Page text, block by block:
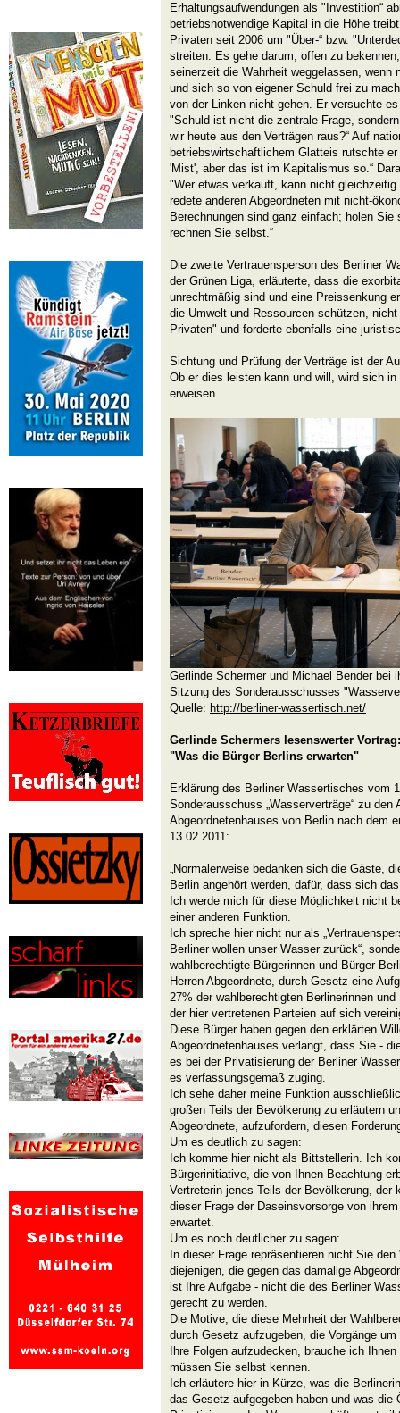
Erhaltungsaufwendungen als "Investition“
betriebsnotwendige Kapital in die Höhe
Privaten seit 2006 um "Über-“ bzw.
streiten. Es gehe darum, offen zu
seinerzeit die Wahrheit weggelassen, wenn
und sich so von eigener Schuld frei zu
von der Linken nicht gehen. Er versuchte
"Schuld ist nicht die zentrale Frage,
wir heute aus den Verträgen raus?“ Auf
betriebswirtschaftlichem Glatteis rutschte
'Mist', aber das ist im Kapitalismus so.“
"Wer etwas verkauft, kann nicht gleichzeitig
redete anderen Abgeordneten mit nicht-
Berechnungen sind ganz einfach; holen
rechnen Sie selbst.“
Die zweite Vertrauensperson des Berliner
der Grünen Liga, erläuterte, dass die
unrechtmäßig sind und eine Preissenkung
die Umwelt und Ressourcen schützen,
Privaten" und forderte ebenfalls eine
Sichtung und Prüfung der Verträge ist der
Ob er dies leisten kann und will, wird sich
erweisen.
Gerlinde Schermer und Michael Bender bei
Sitzung des Sonderausschusses
Quelle: http://berliner-wassertisch.net/
Gerlinde Schermers lesenswerter Vortrag:
"Was die Bürger Berlins erwarten"
Erklärung des Berliner Wassertisches vom
Sonderausschuss „Wasserverträge“ zu den
Abgeordnetenhauses von Berlin nach dem
13.02.2011:
„Normalerweise bedanken sich die Gäste,
Berlin angehört werden, dafür, dass sich
Ich werde mich für diese Möglichkeit nicht
einer anderen Funktion.
Ich spreche hier nicht nur als
Berliner wollen unser Wasser zurück“,
wahlberechtigte Bürgerinnen und Bürger
Herren Abgeordnete, durch Gesetz eine
27% der wahlberechtigten Berlinerinnen
der hier vertretenen Parteien auf sich
Diese Bürger haben gegen den erklärten
Abgeordnetenhauses verlangt, dass Sie -
es bei der Privatisierung der Berliner
es verfassungsgemäß zuging.
Ich sehe daher meine Funktion
großen Teils der Bevölkerung zu erläutern
Abgeordnete, aufzufordern, diesen
Um es deutlich zu sagen:
Ich komme hier nicht als Bittstellerin. Ich
Bürgerinitiative, die von Ihnen Beachtung
Vertreterin jenes Teils der Bevölkerung,
dieser Frage der Daseinsvorsorge von
erwartet.
Um es noch deutlicher zu sagen:
In dieser Frage repräsentieren nicht Sie
diejenigen, die gegen das damalige
ist Ihre Aufgabe - nicht die des Berliner
gerecht zu werden.
Die Motive, die diese Mehrheit der
durch Gesetz aufzugeben, die Vorgänge
Ihre Folgen aufzudecken, brauche ich
müssen Sie selbst kennen.
Ich erläutere hier in Kürze, was die
das Gesetz aufgegeben haben und was die